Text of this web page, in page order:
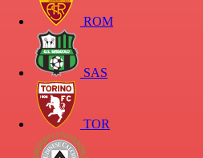
ROM
SAS
TOR